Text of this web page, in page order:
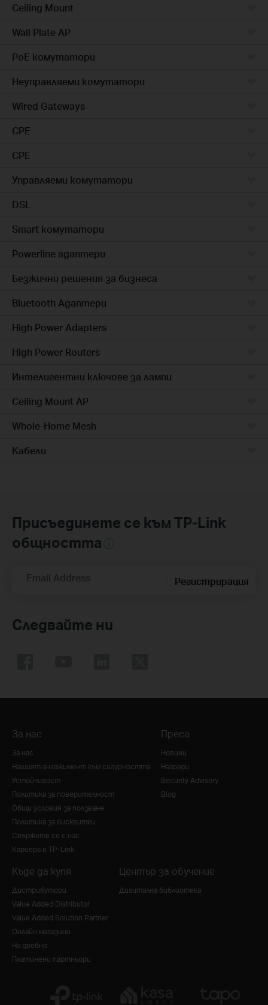
Ceiling Mount
Wall Plate AP
PoE комутатори
Неуправляеми комутатори
Wired Gateways
CPE
CPE
Управляеми комутатори
DSL
Smart комутатори
Powerline адаптери
Безжични решения за бизнеса
Bluetooth Адаптери
High Power Adapters
High Power Routers
Интелигентни ключове за лампи
Ceiling Mount AP
Whole-Home Mesh
Кабели
Присъединете се към TP-Link
общността
Email Address Регистрирация
Следвайте ни
За нас
За нас
Нашият ангажимент към сигурността
Устойчивост
Политика за поверителност
Общи условия за ползване
Политика за бисквитки
Свържете се с нас
Кариера в TP-Link
Преса
Новини
Награди
Security Advisory
Blog
Къде да купя
Дистрибутори
Value Added Distributor
Value Added Solution Partner
Онлайн магазини
На дребно
Платинени партньори
Център за обучение
Дигитална библиотека